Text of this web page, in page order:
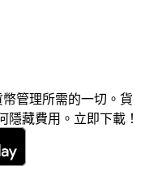
管理所需的一切。貨
隱藏費用。立即下載！